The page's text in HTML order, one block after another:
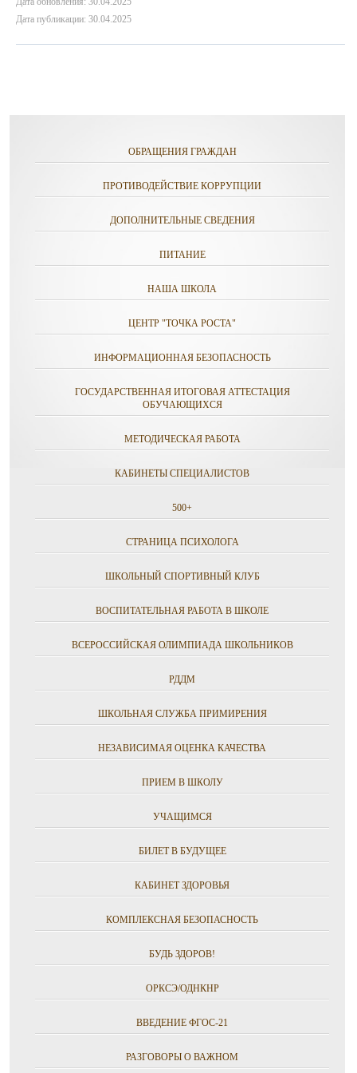
Дата публикации: 30.04.2025
ОБРАЩЕНИЯ ГРАЖДАН
ПРОТИВОДЕЙСТВИЕ КОРРУПЦИИ
ДОПОЛНИТЕЛЬНЫЕ СВЕДЕНИЯ
ПИТАНИЕ
НАША ШКОЛА
ЦЕНТР "ТОЧКА РОСТА"
ИНФОРМАЦИОННАЯ БЕЗОПАСНОСТЬ
ГОСУДАРСТВЕННАЯ ИТОГОВАЯ АТТЕСТАЦИЯ
ОБУЧАЮЩИХСЯ
МЕТОДИЧЕСКАЯ РАБОТА
КАБИНЕТЫ СПЕЦИАЛИСТОВ
500+
СТРАНИЦА ПСИХОЛОГА
ШКОЛЬНЫЙ СПОРТИВНЫЙ КЛУБ
ВОСПИТАТЕЛЬНАЯ РАБОТА В ШКОЛЕ
ВСЕРОССИЙСКАЯ ОЛИМПИАДА ШКОЛЬНИКОВ
РДДМ
ШКОЛЬНАЯ СЛУЖБА ПРИМИРЕНИЯ
НЕЗАВИСИМАЯ ОЦЕНКА КАЧЕСТВА
ПРИЕМ В ШКОЛУ
УЧАЩИМСЯ
БИЛЕТ В БУДУЩЕЕ
КАБИНЕТ ЗДОРОВЬЯ
КОМПЛЕКСНАЯ БЕЗОПАСНОСТЬ
БУДЬ ЗДОРОВ!
ОРКСЭ/ОДНКНР
ВВЕДЕНИЕ ФГОС-21
РАЗГОВОРЫ О ВАЖНОМ